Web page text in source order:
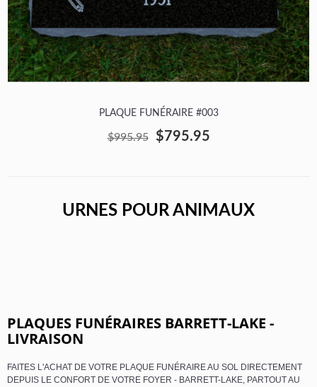
PLAQUE FUNÉRAIRE #003
$995.95 $795.95
URNES POUR ANIMAUX
PLAQUES FUNÉRAIRES BARRETT-LAKE -
LIVRAISON
FAITES L'ACHAT DE VOTRE PLAQUE FUNÉRAIRE AU SOL DIRECTEMENT
DEPUIS LE CONFORT DE VOTRE FOYER - BARRETT-LAKE, PARTOUT AU